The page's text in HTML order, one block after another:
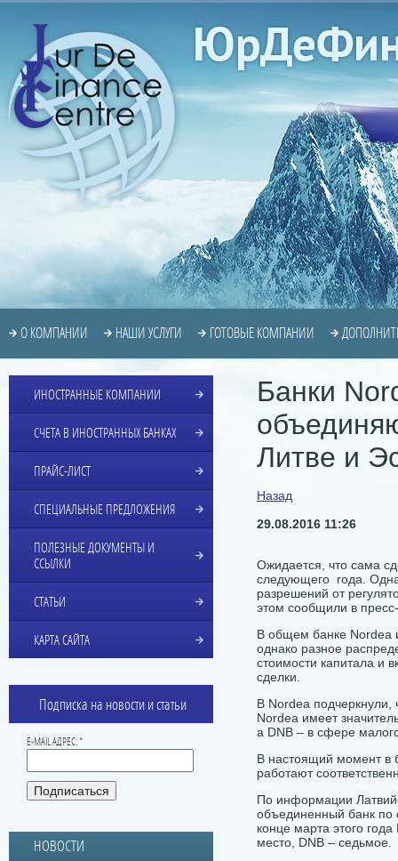
О КОМПАНИИ НАШИ УСЛУГИ ГОТОВЫЕ КОМПАНИИ
Банки
Литве и
Назад
29.08.2016 11:26
Ожидается, что сама
следующего года.
разрешений от
этом сообщили в
В общем банке Nordea
однако разное
стоимости капитала и
сделки.
В Nordea подчеркнули,
Nordea имеет
а DNB – в сфере
В настоящий момент в
работают
По информации
объединенный банк по
конце марта этого
место, DNB – седьмое.
ИНОСТРАННЫЕ КОМПАНИИ
СЧЕТА В ИНОСТРАННЫХ БАНКАХ
ПРАЙС-ЛИСТ
СПЕЦИАЛЬНЫЕ ПРЕДЛОЖЕНИЯ
ПОЛЕЗНЫЕ ДОКУМЕНТЫ И
ССЫЛКИ
СТАТЬИ
КАРТА САЙТА
Подписка на новости и статьи
E-MAIL АДРЕС: *
НОВОСТИ